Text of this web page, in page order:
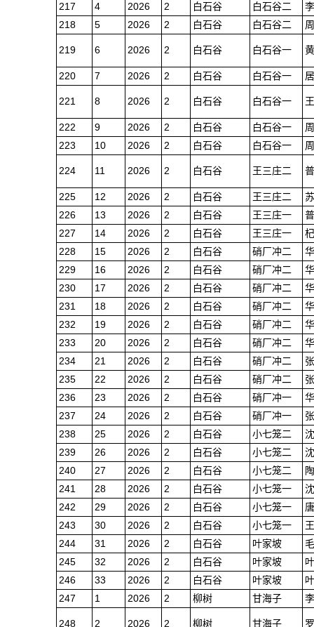
217 4 2026 2 白石谷 白石谷二
218
5 2026 2 白石谷 白石谷二
219 6 2026 2 白石谷 白石谷一
220 7 2026 2 白石谷 白石谷一
221 8 2026 2 白石谷 白石谷一
222 9 2026 2 白石谷 白石谷一
223
10 2026 2 白石谷 白石谷一
224 11 2026 2 白石谷 王三庄二
225 12 2026 2 白石谷 王三庄二
226
13 2026 2 白石谷 王三庄一
227
14 2026 2 白石谷 王三庄一
228
15 2026 2 白石谷 硝厂冲二
229
16 2026 2 白石谷 硝厂冲二
230
17 2026 2 白石谷 硝厂冲二
231
18 2026 2 白石谷 硝厂冲二
232
19 2026 2 白石谷 硝厂冲二
233
20 2026 2 白石谷 硝厂冲二
234
21 2026 2 白石谷 硝厂冲二
235
22 2026 2 白石谷 硝厂冲二
236
23 2026 2 白石谷 硝厂冲一
237
24 2026 2 白石谷 硝厂冲一
238
25 2026 2 白石谷 小七笼二
239
26 2026 2 白石谷 小七笼二
240
27 2026 2 白石谷 小七笼二
241
28 2026 2 白石谷 小七笼一
242
29 2026 2 白石谷 小七笼一
243
30 2026 2 白石谷 小七笼一
244
31 2026 2 白石谷 叶家坡
245
32 2026 2 白石谷 叶家坡
246
33 2026 2 白石谷 叶家坡
247
1 2026 2 柳树 甘海子
248 2 2026 2 柳树 甘海子